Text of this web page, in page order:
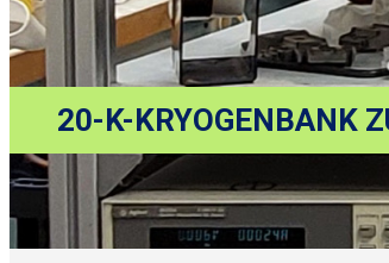
20-K-KRYOGENBANK